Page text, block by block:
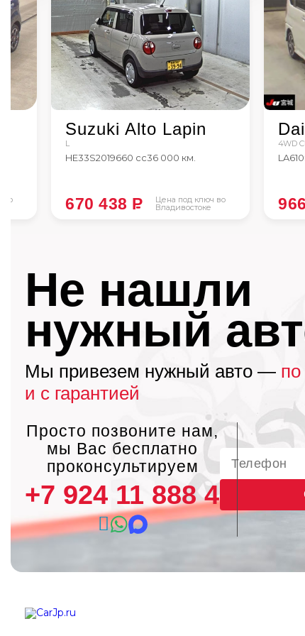
во
Suzuki Alto Lapin
L
HE33S2019660 сс36 000 км.
Цена под ключ во
Владивостоке
670 438 P
4WD
Не нашли
нужный
Мы привезем нужный авто —
и с гарантией
Просто позвоните нам,
мы Вас бесплатно
проконсультируем
+7 924 11 888 45